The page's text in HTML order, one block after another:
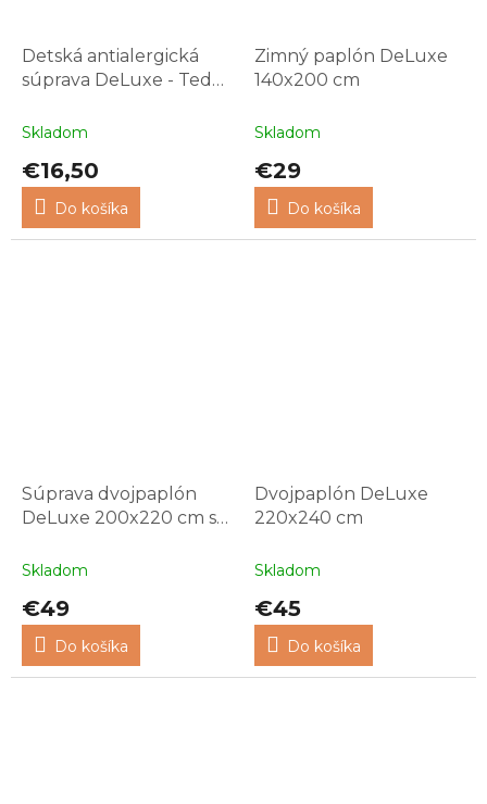
Detská antialergická
súprava DeLuxe - Tedy
Skladom
€16,50
Do košíka
Zimný paplón DeLuxe
140x200 cm
Skladom
€29
Do košíka
Súprava dvojpaplón
DeLuxe 200x220 cm s
Skladom
€49
Do košíka
Dvojpaplón DeLuxe
220x240 cm
Skladom
€45
Do košíka